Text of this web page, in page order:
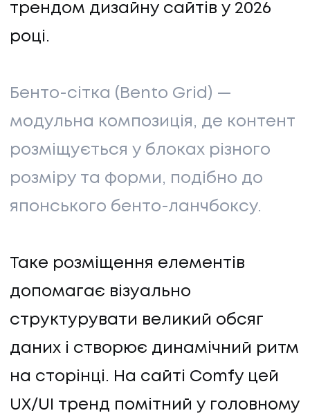
трендом дизайну сайтів у 2026
році.
Бенто-сітка (Bento Grid) —
модульна композиція, де контент
розміщується у блоках різного
розміру та форми, подібно до
японського бенто-ланчбоксу.
Таке розміщення елементів
допомагає візуально
структурувати великий обсяг
даних і створює динамічний ритм
на сторінці. На сайті Comfy цей
UX/UI тренд помітний у головному